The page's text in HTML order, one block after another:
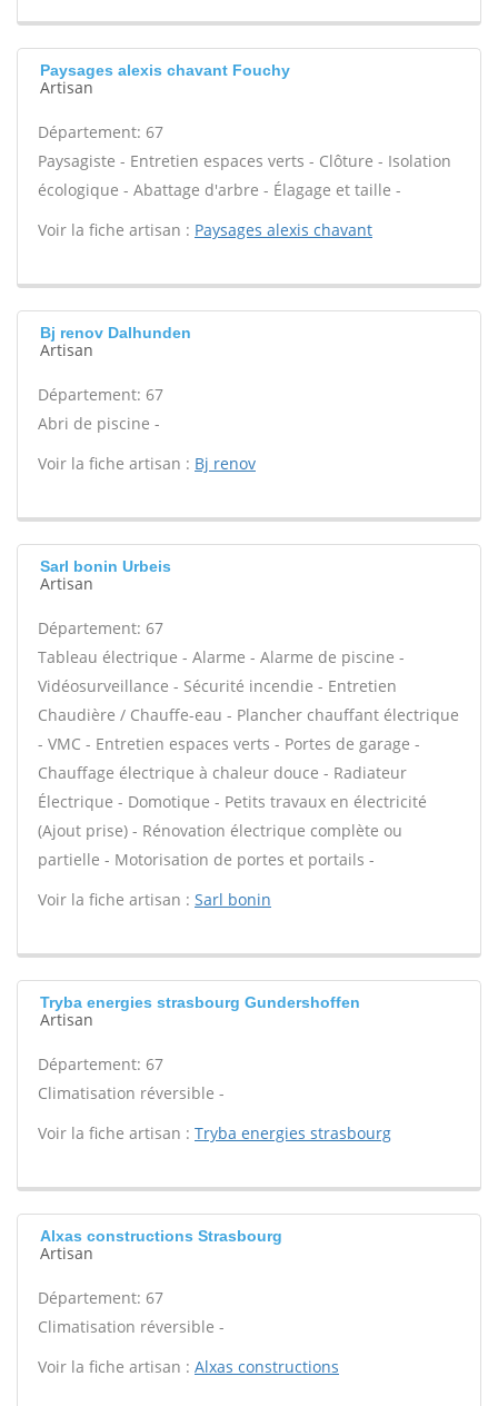
Paysages alexis chavant Fouchy
Artisan
Département: 67
Paysagiste - Entretien espaces verts - Clôture - Isolation
écologique - Abattage d'arbre - Élagage et taille -
Voir la fiche artisan : Paysages alexis chavant
Bj renov Dalhunden
Artisan
Département: 67
Abri de piscine -
Voir la fiche artisan : Bj renov
Sarl bonin Urbeis
Artisan
Département: 67
Tableau électrique - Alarme - Alarme de piscine -
Vidéosurveillance - Sécurité incendie - Entretien
Chaudière / Chauffe-eau - Plancher chauffant électrique
- VMC - Entretien espaces verts - Portes de garage -
Chauffage électrique à chaleur douce - Radiateur
Électrique - Domotique - Petits travaux en électricité
(Ajout prise) - Rénovation électrique complète ou
partielle - Motorisation de portes et portails -
Voir la fiche artisan : Sarl bonin
Tryba energies strasbourg Gundershoffen
Artisan
Département: 67
Climatisation réversible -
Voir la fiche artisan : Tryba energies strasbourg
Alxas constructions Strasbourg
Artisan
Département: 67
Climatisation réversible -
Voir la fiche artisan : Alxas constructions